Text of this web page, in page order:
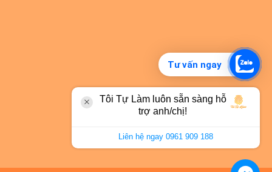
Tư vấn ngay
Tôi Tự Làm luôn sẵn sàng hỗ
trợ anh/chị!
Liên hệ ngay 0961 909 188